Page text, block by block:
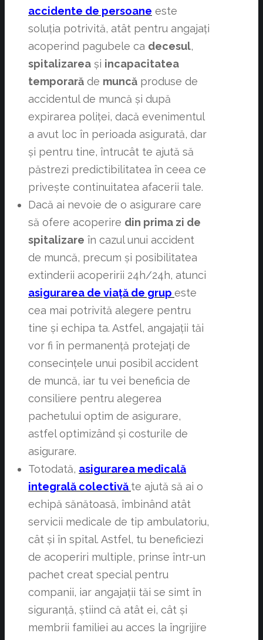
accidente de persoane este
soluția potrivită, atât pentru angajați
acoperind pagubele ca decesul,
spitalizarea și incapacitatea
temporară de muncă produse de
accidentul de muncă și după
expirarea poliței, dacă evenimentul
a avut loc în perioada asigurată, dar
și pentru tine, întrucât te ajută să
păstrezi predictibilitatea în ceea ce
privește continuitatea afacerii tale.
Dacă ai nevoie de o asigurare care
să ofere acoperire din prima zi de
spitalizare în cazul unui accident
de muncă, precum și posibilitatea
extinderii acoperirii 24h/24h, atunci
asigurarea de viață de grup este
cea mai potrivită alegere pentru
tine și echipa ta. Astfel, angajații tăi
vor fi în permanență protejați de
consecințele unui posibil accident
de muncă, iar tu vei beneficia de
consiliere pentru alegerea
pachetului optim de asigurare,
astfel optimizând și costurile de
asigurare.
Totodată, asigurarea medicală
integrală colectivă te ajută să ai o
echipă sănătoasă, îmbinând atât
servicii medicale de tip ambulatoriu,
cât și în spital. Astfel, tu beneficiezi
de acoperiri multiple, prinse într-un
pachet creat special pentru
companii, iar angajații tăi se simt în
siguranță, știind că atât ei, cât și
membrii familiei au acces la îngrijire